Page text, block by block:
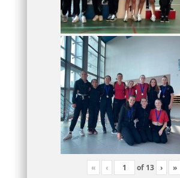
« ‹ of 13 › »